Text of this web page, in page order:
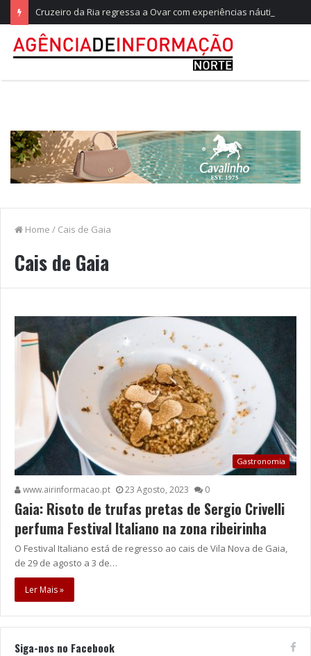
Home / Cais de Gaia
Cais de Gaia
Gastronomia
www.airinformacao.pt 23 Agosto, 2023 0
Gaia: Risoto de trufas pretas de Sergio Crivelli
perfuma Festival Italiano na zona ribeirinha
O Festival Italiano está de regresso ao cais de Vila Nova de Gaia,
de 29 de agosto a 3 de…
Ler Mais »
Siga-nos no Facebook